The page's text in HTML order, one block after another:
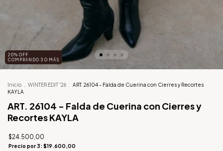
20% OFF
COMPRANDO 3 O MÁS
Inicio WINTER EDIT '26
ART. 26104 - Falda de Cuerina con Cierres y Recortes
KAYLA
ART. 26104 - Falda de Cuerina con Cierres y
Recortes KAYLA
$24.500,00
Precio por 3: $19.600,00